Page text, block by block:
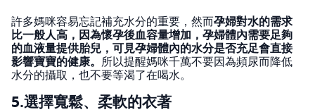
許多媽咪容易忘記補充水分的重要，然而孕婦對水的需求
比一般人高，因為懷孕後血容量增加，孕婦體內需要足夠
的血液量提供胎兒，可見孕婦體內的水分是否充足會直接
影響寶寶的健康。 所以提醒媽咪千萬不要因為頻尿而降低
水分的攝取，也不要等渴了在喝水。
5.選擇寬鬆、柔軟的衣著